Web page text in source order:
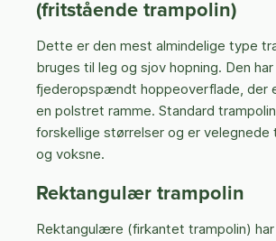
(fritstående trampolin)
Dette er den mest almindelige type
bruges til leg og sjov hopning. Den har
fjederopspændt hoppeoverflade, der
en polstret ramme. Standard
forskellige størrelser og er velegnede
og voksne.
Rektangulær trampolin
Rektangulære (firkantet trampolin) har